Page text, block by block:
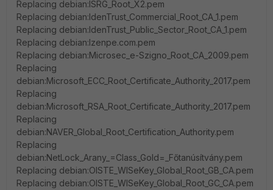
Replacing debian:ISRG_Root_X2.pem
Replacing debian:IdenTrust_Commercial_Root_CA_1.pem
Replacing debian:IdenTrust_Public_Sector_Root_CA_1.pem
Replacing debian:Izenpe.com.pem
Replacing debian:Microsec_e-Szigno_Root_CA_2009.pem
Replacing
debian:Microsoft_ECC_Root_Certificate_Authority_2017.pem
Replacing
debian:Microsoft_RSA_Root_Certificate_Authority_2017.pem
Replacing
debian:NAVER_Global_Root_Certification_Authority.pem
Replacing
debian:NetLock_Arany_=Class_Gold=_Főtanúsítvány.pem
Replacing debian:OISTE_WISeKey_Global_Root_GB_CA.pem
Replacing debian:OISTE_WISeKey_Global_Root_GC_CA.pem